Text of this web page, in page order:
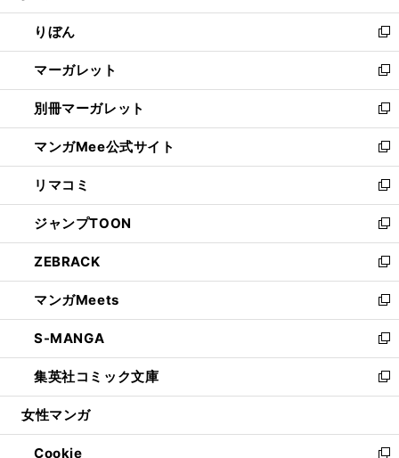
開
く
ウ
で
開
く
ン
ド
ウ
で
開
く
ウ
ィ
ン
ド
ウ
で
開
く
りぼん
新
し
い
ウ
ィ
ン
ド
ウ
で
開
く
マーガレット
新
し
い
ウ
ィ
ン
ド
ウ
で
開
く
別冊マーガレット
新
し
い
ウ
ィ
ン
ド
ウ
で
開
く
マンガMee公式サイト
新
し
い
ウ
ィ
ン
ド
ウ
で
開
く
リマコミ
新
し
い
ウ
ィ
ン
ド
ウ
で
開
く
ジャンプTOON
新
し
い
ウ
ィ
ン
ド
ウ
で
開
ZEBRACK
新
し
い
ウ
ィ
ン
ド
ウ
開
く
マンガMeets
新
し
い
ウ
ィ
ン
ウ
で
S-MANGA
新
し
い
ウ
ン
ド
集英社コミック文庫
新
し
ウ
女性マンガ
Cookie